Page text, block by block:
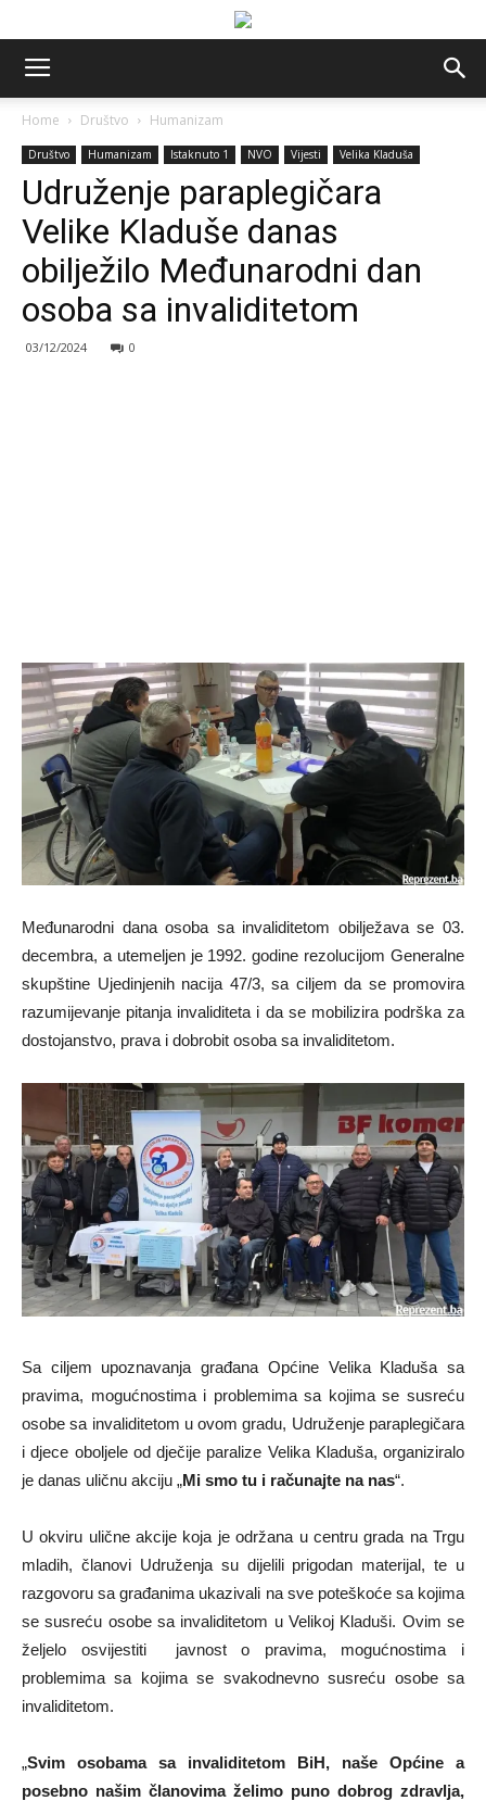
Home Društvo Humanizam
Društvo Humanizam Istaknuto 1 NVO Vijesti Velika Kladuša
Udruženje paraplegičara
Velike Kladuše danas
obilježilo Međunarodni dan
osoba sa invaliditetom
03/12/2024 0
Međunarodni dana osoba sa invaliditetom obilježava se 03.
decembra, a utemeljen je 1992. godine rezolucijom Generalne
skupštine Ujedinjenih nacija 47/3, sa ciljem da se promovira
razumijevanje pitanja invaliditeta i da se mobilizira podrška za
dostojanstvo, prava i dobrobit osoba sa invaliditetom.
Sa ciljem upoznavanja građana Općine Velika Kladuša sa
pravima, mogućnostima i problemima sa kojima se susreću
osobe sa invaliditetom u ovom gradu, Udruženje paraplegičara
i djece oboljele od dječije paralize Velika Kladuša, organiziralo
je danas uličnu akciju „Mi smo tu i računajte na nas“.
U okviru ulične akcije koja je održana u centru grada na Trgu
mladih, članovi Udruženja su dijelili prigodan materijal, te u
razgovoru sa građanima ukazivali na sve poteškoće sa kojima
se susreću osobe sa invaliditetom u Velikoj Kladuši. Ovim se
željelo osvijestiti javnost o pravima, mogućnostima i
problemima sa kojima se svakodnevno susreću osobe sa
invaliditetom.
„Svim osobama sa invaliditetom BiH, naše Općine a
posebno našim članovima želimo puno dobrog zdravlja,